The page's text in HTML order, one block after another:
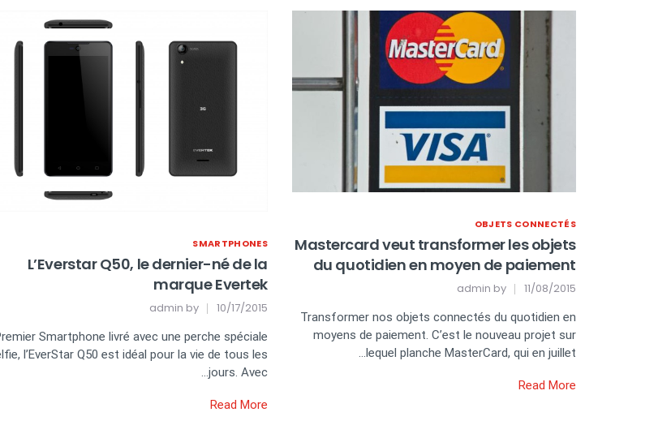
OBJETS CONNECTÉS
Mastercard veut transformer les objets
du quotidien en moyen de paiement
11/08/2015
admin
Transformer nos objets connectés du quotidien en
moyens de paiement. C’est le nouveau projet sur
lequel planche MasterCard, qui en juillet…
Read More
SMARTPHONES
L’Everstar Q50, le dernier-né de la
marque Evertek
10/17/2015
admin
Smartphone livré avec une perche spéciale
l’EverStar Q50 est idéal pour la vie de tous les
jours. Avec…
Read More